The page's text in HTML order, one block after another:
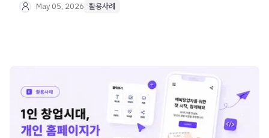
페이지를 빠르게 운영하는 현실적인 방법을 알려드려요.
May 05, 2026 활용사례